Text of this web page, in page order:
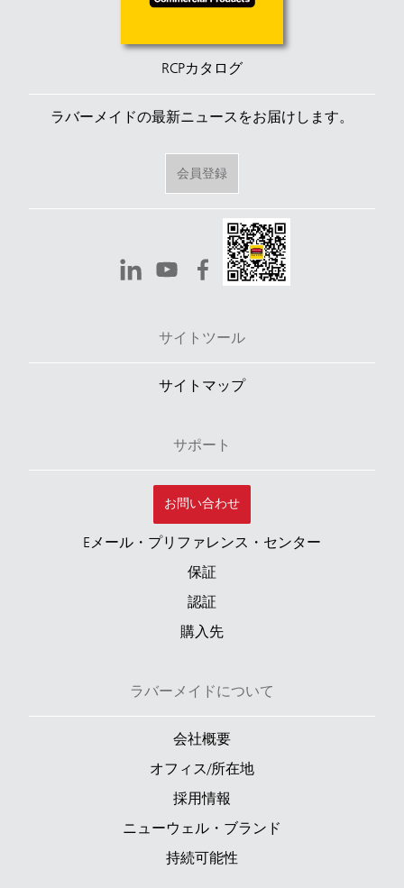
RCPカタログ
ラバーメイドの最新ニュースをお届けします。
会員登録
サイトツール
サイトマップ
サポート
お問い合わせ
Eメール・プリファレンス・センター
保証
認証
購入先
ラバーメイドについて
会社概要
オフィス/所在地
採用情報
ニューウェル・ブランド
持続可能性